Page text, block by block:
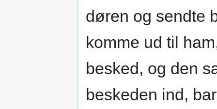
døren og sendte
komme ud til
besked, og den
beskeden ind,